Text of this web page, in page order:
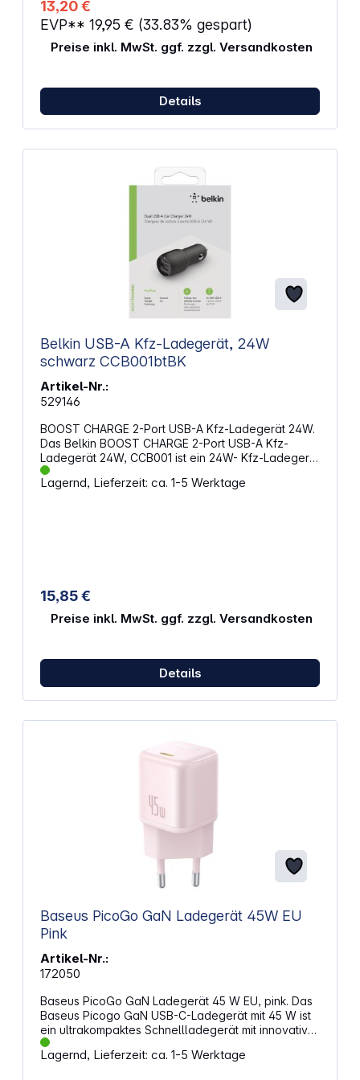
13,20 €
EVP** 19,95 € (33.83% gespart)
Preise inkl. MwSt. ggf. zzgl. Versandkosten
Details
Belkin USB-A Kfz-Ladegerät, 24W
schwarz CCB001btBK
Artikel-Nr.:
529146
BOOST CHARGE 2-Port USB-A Kfz-Ladegerät 24W.
Das Belkin BOOST CHARGE 2-Port USB-A Kfz-
Ladegerät 24W, CCB001 ist ein 24W- Kfz-Ladegerät
mit zwei Anschlüssen. Es kann zwei Geräte an
seinen USB-A-Anschlüssen mit jeweils bis zu 12 W
CCB001 ist für den Einsatz mit Geräten entwickelt
worden, die USB-A-Kabel mit einer Leistung von bis
zu 12 W verwenden
Lagernd, Lieferzeit: ca. 1-5 Werktage
15,85 €
Preise inkl. MwSt. ggf. zzgl. Versandkosten
Details
Baseus PicoGo GaN Ladegerät 45W EU
Pink
Artikel-Nr.:
172050
Baseus PicoGo GaN Ladegerät 45 W EU, pink. Das
Baseus Picogo GaN USB-C-Ladegerät mit 45 W ist
ein ultrakompaktes Schnellladegerät mit innovativer
GaN-Technologie. Es eignet sich ideal für
Smartphones oder Tablets. Es verfügt über einen
Lagernd, Lieferzeit: ca. 1-5 Werktage